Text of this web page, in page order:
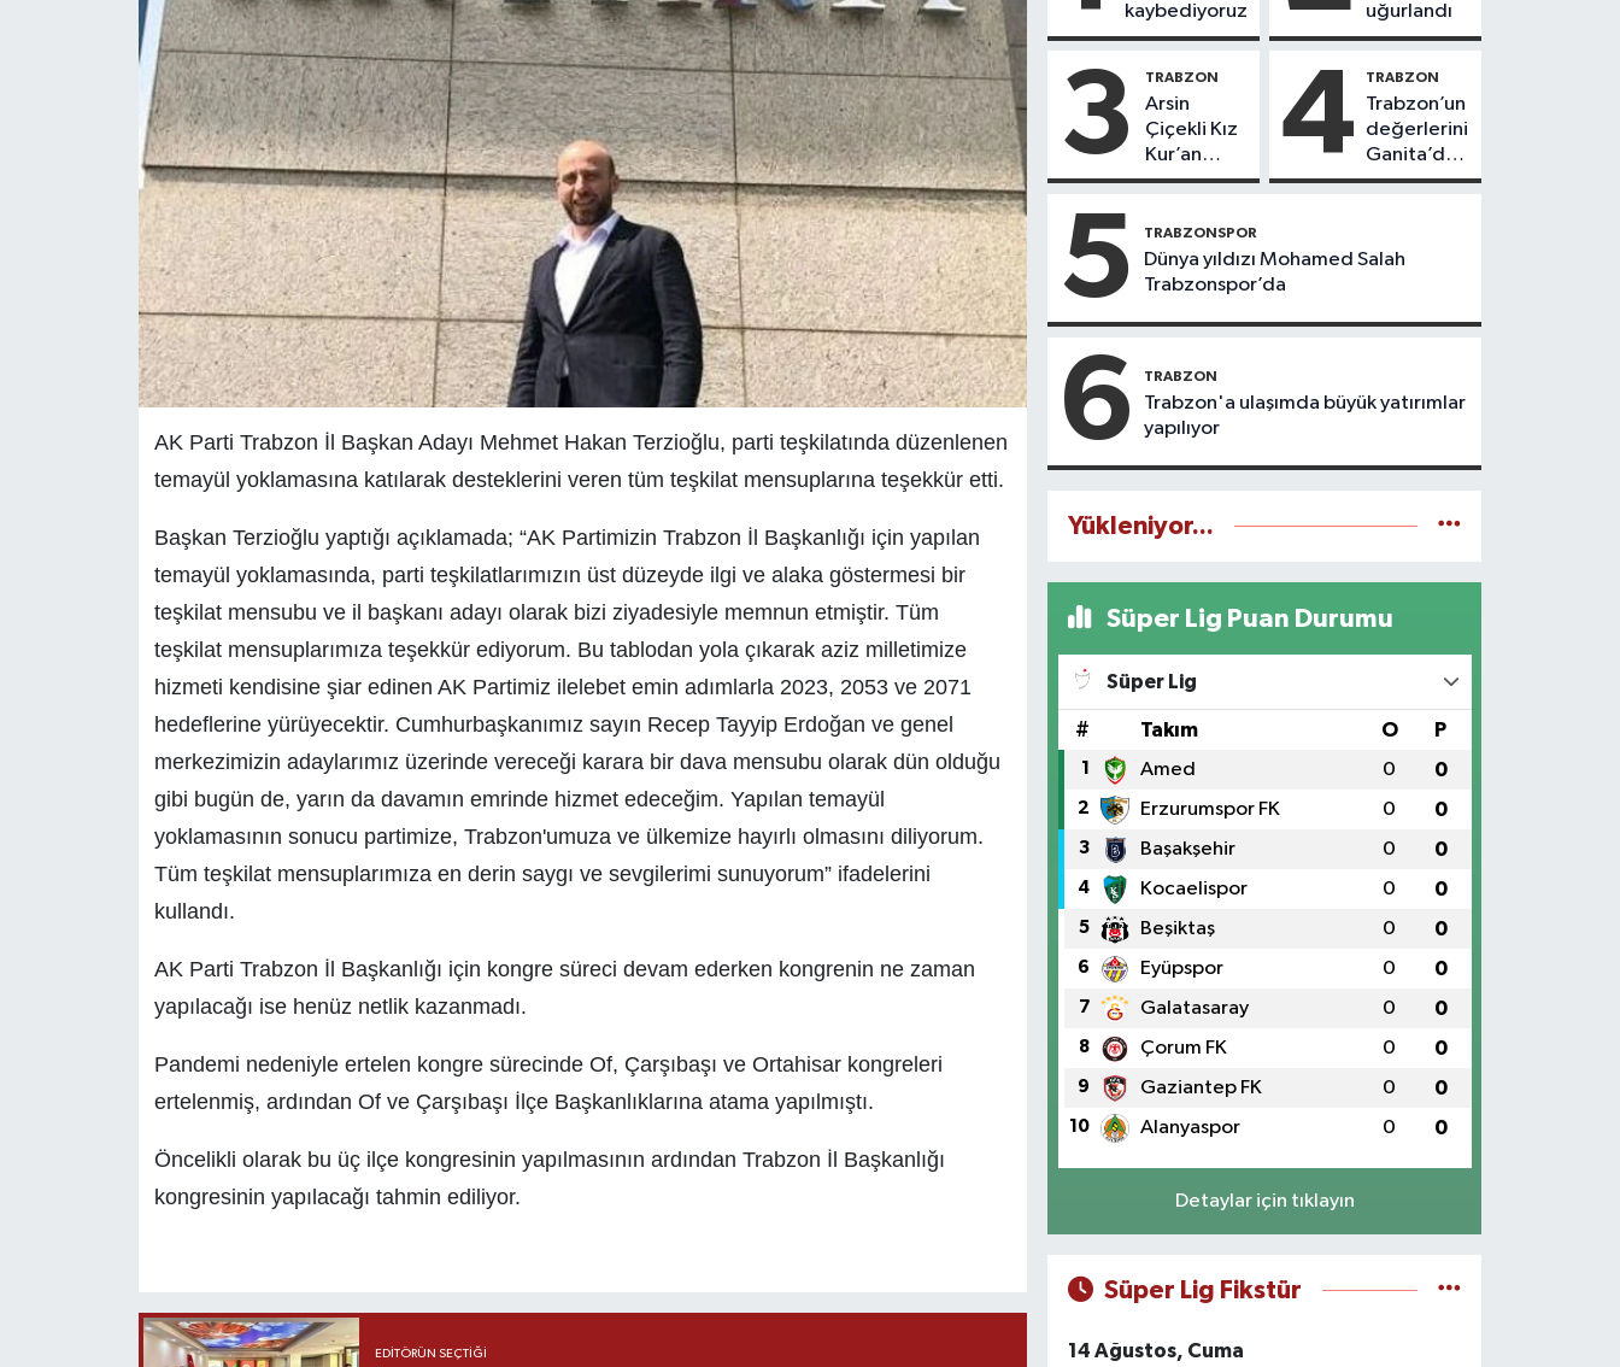
AK Parti Trabzon İl Başkan Adayı Mehmet Hakan Terzioğlu, parti teşkilatında düzenlenen
temayül yoklamasına katılarak desteklerini veren tüm teşkilat mensuplarına teşekkür etti.
Başkan Terzioğlu yaptığı açıklamada; “AK Partimizin Trabzon İl Başkanlığı için yapılan
temayül yoklamasında, parti teşkilatlarımızın üst düzeyde ilgi ve alaka göstermesi bir
teşkilat mensubu ve il başkanı adayı olarak bizi ziyadesiyle memnun etmiştir. Tüm
teşkilat mensuplarımıza teşekkür ediyorum. Bu tablodan yola çıkarak aziz milletimize
hizmeti kendisine şiar edinen AK Partimiz ilelebet emin adımlarla 2023, 2053 ve 2071
hedeflerine yürüyecektir. Cumhurbaşkanımız sayın Recep Tayyip Erdoğan ve genel
merkezimizin adaylarımız üzerinde vereceği karara bir dava mensubu olarak dün olduğu
gibi bugün de, yarın da davamın emrinde hizmet edeceğim. Yapılan temayül
yoklamasının sonucu partimize, Trabzon'umuza ve ülkemize hayırlı olmasını diliyorum.
Tüm teşkilat mensuplarımıza en derin saygı ve sevgilerimi sunuyorum” ifadelerini
kullandı.
AK Parti Trabzon İl Başkanlığı için kongre süreci devam ederken kongrenin ne zaman
yapılacağı ise henüz netlik kazanmadı.
Pandemi nedeniyle ertelen kongre sürecinde Of, Çarşıbaşı ve Ortahisar kongreleri
ertelenmiş, ardından Of ve Çarşıbaşı İlçe Başkanlıklarına atama yapılmıştı.
Öncelikli olarak bu üç ilçe kongresinin yapılmasının ardından Trabzon İl Başkanlığı
kongresinin yapılacağı tahmin ediliyor.
EDITÖRÜN SEÇTIĞI
kaybediyoruz
uğurlandı
3 TRABZON
Arsin
Çiçekli Kız
Kur’an
Kursu’nda
icazet aldı
4 TRABZON
Trabzon’un
değerlerini
Ganita’da
yaşatıyoruz
5 TRABZONSPOR
Dünya yıldızı Mohamed Salah
Trabzonspor’da
6 TRABZON
Trabzon'a ulaşımda büyük yatırımlar
yapılıyor
Yükleniyor...
Süper Lig Puan Durumu
Süper Lig
# Takım O P
1 Amed 0 0
2 Erzurumspor FK 0 0
3 Başakşehir 0 0
4 Kocaelispor 0 0
5 Beşiktaş 0 0
6 Eyüpspor 0 0
7 Galatasaray 0 0
8 Çorum FK 0 0
9 Gaziantep FK 0 0
10 Alanyaspor 0 0
Detaylar için tıklayın
Süper Lig Fikstür
14 Ağustos, Cuma